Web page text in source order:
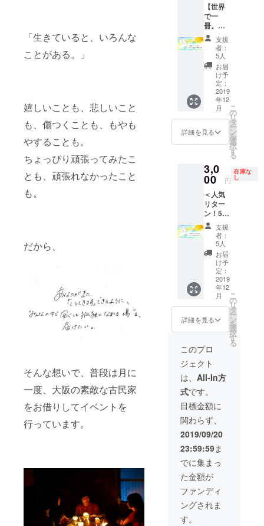
「生きていると、いろんな
ことがある。」
嬉しいことも、悲しいこと
も、傷つくことも、もやも
やすることも。
ちょっぴり頑張ってみたこ
とも、頑張れなかったこと
も。
だから、
そんな想いで、普段は月に
一度、大阪の素敵な古民家
をお借りしてイベントを
行っています。
のお手
紙と、
アカリ
ノタネ
とは何
か、東
京開催
でどん
な景色
が見え
たの
か、来
てくれ
た方々
資料
を、東
後に送
らせて
いただ
きま
す。 ※
食べ物
のアレ
ルギー
などあ
る方が
いらっ
しゃい
ら、備
考欄に
願いし
ます。
（アレ
ルギー
方は、
「特に
なし」
で大丈
夫で
す。）
※メール
アドレ
スは必
ず誤り
のない
ように
ご記入
家2人が
全力で
お答え
させて
いただ
きま
す。 ※
交通費
は別途
請求さ
せてい
ただき
ます。
※備考欄
場所を
お書き
い。 ※
メール
アドレ
スは必
ず誤り
のない
ように
ご記入
くださ
い。
【世界
で一
冊。あ
なただ
けの“ア
カリノ
絵本”を
作らせ
ていた
だきま
す】 ア
カリノ
タネの
中で
使って
作りの
絵本。
こちら
のリ
ターン
を選択
された
方には
特別
に、大
家から
オー
ダーメ
イドの
絵本を
作らせ
ていた
（後
んな絵
本が欲
しいか
オンラ
インで
ヒアリ
ングさ
せてい
ま
す。）
※メール
アドレ
スは必
ず誤り
のない
支援
者：
5人
お届
け予
定：
2019
年12
月
詳細を見る
こ
の
リ
タ
ー
ン
を
選
択
す
る
3,0
00 円
在庫な
し
＜人気
リター
ン！5冊
追加し
まし
た！＞
【世界
で一
冊。あ
なただ
けの“ア
カリノ
絵本”を
作らせ
ていた
す】 ア
カリノ
タネの
中で
使って
いる、
大家手
作りの
絵本。
こちら
のリ
ターン
を選択
された
方には
特別
に、大
家から
支援
者：
5人
お届
け予
定：
2019
年12
月
詳細を見る
こ
の
リ
タ
ー
ン
を
選
択
す
る
このプロ
ジェクト
は、 All-In方
式です。
目標金額に
関わらず、
2019/09/20
23:59:59ま
でに集まっ
た金額が
ファンディ
ングされま
す。